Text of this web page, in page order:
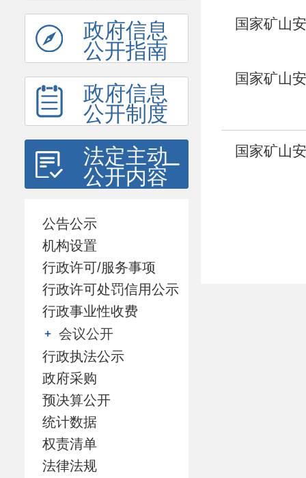
政府信息
公开指南
政府信息
公开制度
法定主动
公开内容
公告公示
机构设置
行政许可/服务事项
行政许可处罚信用公示
行政事业性收费
会议公开
行政执法公示
政府采购
预决算公开
统计数据
权责清单
法律法规
国家矿山
国家矿山
国家矿山